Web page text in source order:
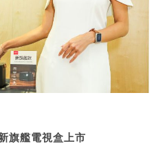
旗艦電視盒上市